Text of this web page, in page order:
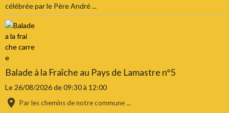
célébrée par le Père André ...
Balade à la Fraîche au Pays de Lamastre n°5
Le 26/08/2026de 09:30à 12:00
Par les chemins de notre commune ...